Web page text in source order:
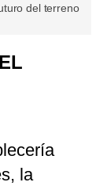
del terreno
la